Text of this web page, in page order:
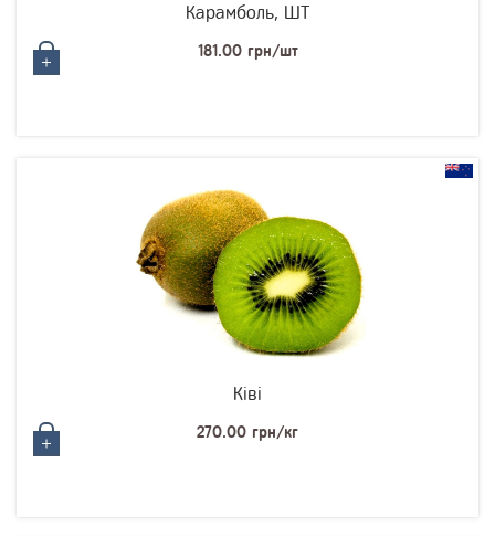
Карамболь, ШТ
181.00 грн/шт
Ківі
270.00 грн/кг